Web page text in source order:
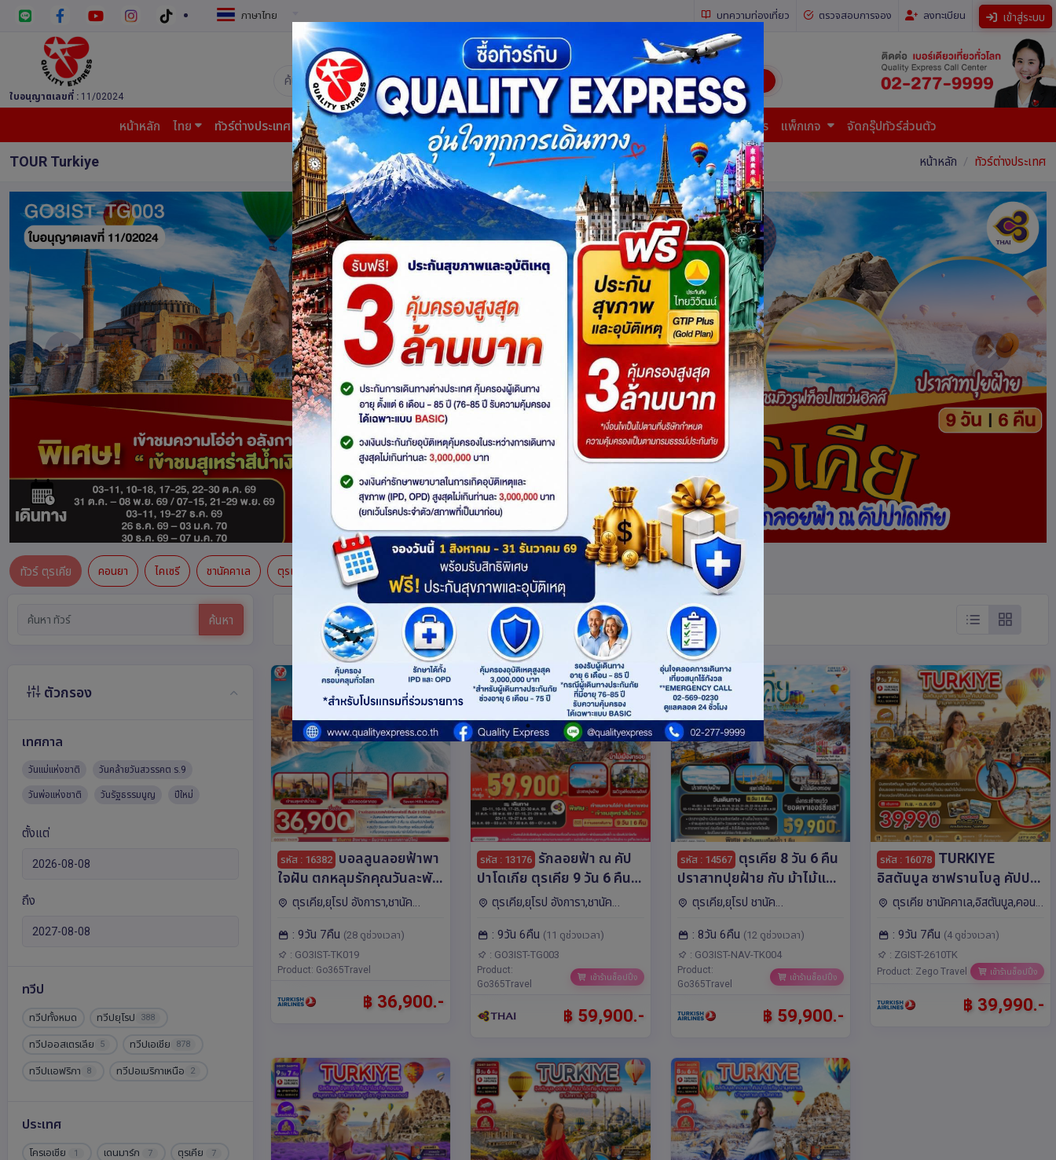
ภาษาไทย บทความท่องเที่ยว ตรวจสอบการจอง ลงทะเบียน เข้าสู่ระบบ
ใบอนุญาตเลขที่ : 11/02024
บริษัท ควอลิตี้ เอ็กซ์เพรส จำกัด ผู้เชี่ยวชาญด้านการท่องเที่ยว ทัวร์ ในประเทศ และ ต่างประเทศ (เที่ยวทั่วโลก)
หน้าหลัก ไทย ทัวร์ต่างประเทศ บินต้นทาง แพ็กเกจทัวร์ บัตรเข้าชม JR Pass เรือสำราญ บริการยื่นเอกสาร แพ็กเกจ จัดกรุ๊ปทัวร์ส่วนตัว
TOUR Turkiye หน้าหลัก ทัวร์ต่างประเทศ
ทัวร์ ตุรเคีย คอนยา ไคเซรี ชานัคคาเล ตุรเคีย เนฟเซไฮร์ บูร์ซา อังการา อาดานา อิสตันบูล ซ่อน
ค้นหา
ตัวกรอง
เทศกาล
วันแม่แห่งชาติ วันคล้ายวันสวรรคต ร.9
วันพ่อแห่งชาติ วันรัฐธรรมนูญ ปีใหม่
ตั้งแต่
ถึง
ทวีป
ทวีปทั้งหมด ทวีปยุโรป 388
ทวีปออสเตรเลีย 5 ทวีปเอเชีย 878
ทวีปแอฟริกา 8 ทวีปอเมริกาเหนือ 2
ประเทศ
โครเอเชีย 1 เดนมาร์ก 7 ตุรเคีย 7
ทัวร์ ตุรเคีย
รหัส : 16382 บอลลูนลอยฟ้าพา
ใจฝัน ตกหลุมรักคุณวันละพัน
ที่ตุรเคีย ตุรเคีย 9 วัน 7 คืน
Turkish Airlines (TK)
ตุรเคีย,ยุโรป อังการา,ชานัค
: 9วัน 7คืน (28 ดูช่วงเวลา)
: GO3IST-TK019
Product: Go365Travel
฿ 36,900.-
รหัส : 13176 รักลอยฟ้า ณ คัป
ปาโดเกีย ตุรเคีย 9 วัน 6 คืน
โดยสายการบินไทย (TG)
ตุรเคีย,ยุโรป อังการา,ชานัค
: 9วัน 6คืน (11 ดูช่วงเวลา)
: GO3IST-TG003
Product:
Go365Travel
เข้าร้านช็อปปิ้ง
฿ 59,900.-
รหัส : 14567 ตุรเคีย 8 วัน 6 คืน
ปราสาทปุยฝ้าย กับ ม้าไม้แห่ง
ทรอย บินภายใน 1 ขา - พัก
สายการบิน TURKISH (TK)
ตุรเคีย,ยุโรป ชานัค
ไฮร์,ตุรเคีย
: 8วัน 6คืน (12 ดูช่วงเวลา)
: GO3IST-NAV-TK004
Product:
Go365Travel
เข้าร้านช็อปปิ้ง
฿ 59,900.-
รหัส : 16078 TURKIYE
อิสตันบูล ซาฟรานโบลู คัปปา
โดเกีย ปามุคคาเล ซานัคคาเล
9วัน 7คืน โดยสายการบิน
Turkish Airlines (TK)
ตุรเคีย ชานัคคาเล,อิสตันบูล,คอน
: 9วัน 7คืน (4 ดูช่วงเวลา)
: ZGIST-2610TK
Product: Zego Travel เข้าร้านช็อปปิ้ง
฿ 39,990.-